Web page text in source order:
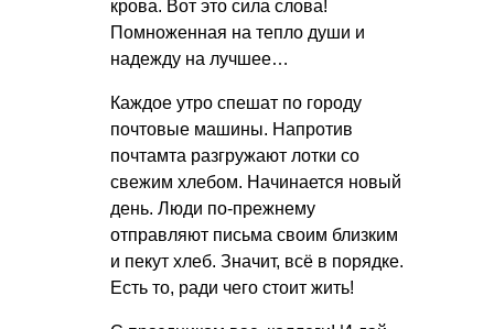
крова. Вот это сила слова!
Помноженная на тепло души и
надежду на лучшее…
Каждое утро спешат по городу
почтовые машины. Напротив
почтамта разгружают лотки со
свежим хлебом. Начинается новый
день. Люди по-прежнему
отправляют письма своим близким
и пекут хлеб. Значит, всё в порядке.
Есть то, ради чего стоит жить!